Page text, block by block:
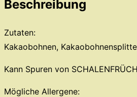
Beschreibung
Zutaten:
Kakaobohnen,
Kann Spuren von
Mögliche Allergene: